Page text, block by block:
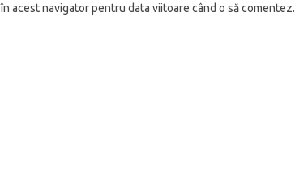
acest navigator pentru data viitoare când o să comentez.